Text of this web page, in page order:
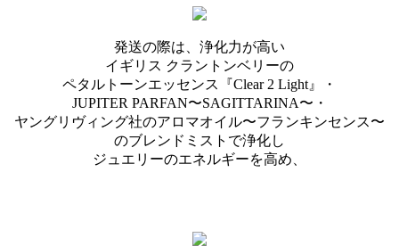
発送の際は、浄化力が高い
イギリス クラントンベリーの
ペタルトーンエッセンス『Clear 2 Light』・
JUPITER PARFAN〜SAGITTARINA〜・
ヤングリヴィング社のアロマオイル〜フランキンセンス〜
のブレンドミストで浄化し
ジュエリーのエネルギーを高め、